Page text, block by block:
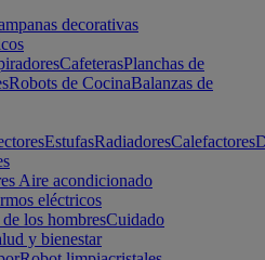
decorativas
CafeterasPlanchas de
Robots de CocinaBalanzas de
EstufasRadiadoresCalefactores
Aire acondicionado
eléctricos
los hombresCuidado
y bienestar